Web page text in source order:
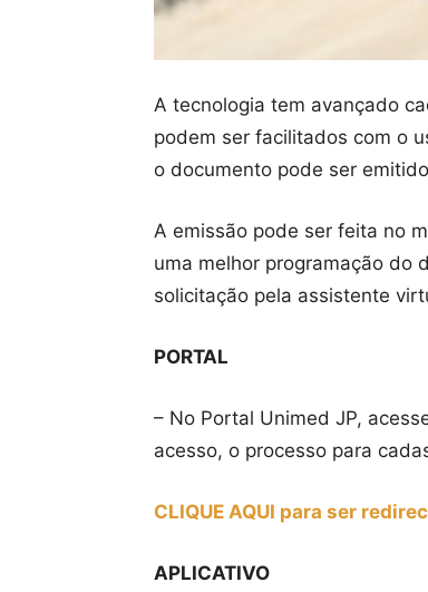
A tecnologia tem avançado
podem ser facilitados com o
o documento pode ser
A emissão pode ser feita no
uma melhor programação do
solicitação pela assistente
PORTAL
– No Portal Unimed JP,
acesso, o processo para
CLIQUE AQUI para ser
APLICATIVO